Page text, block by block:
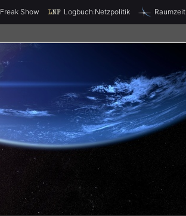
Freak Show Logbuch:Netzpolitik Raumzeit